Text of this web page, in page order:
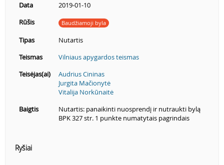
Data
2019-01-10
Rūšis
Baudžiamoji byla
Tipas
Nutartis
Teismas
Vilniaus apygardos teismas
Teisėjas(ai)
Audrius Cininas
Jurgita Mačionytė
Vitalija Norkūnaitė
Baigtis
Nutartis: panaikinti nuosprendį ir nutraukti bylą
BPK 327 str. 1 punkte numatytais pagrindais
Ryšiai